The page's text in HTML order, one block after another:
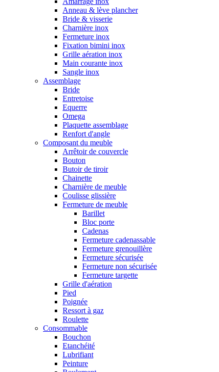
Anneau & lève plancher
Bride & visserie
Charnière inox
Fermeture inox
Fixation bimini inox
Grille aération inox
Main courante inox
Sangle inox
Assemblage
Bride
Entretoise
Equerre
Omega
Plaquette assemblage
Renfort d'angle
Composant du meuble
Arrêtoir de couvercle
Bouton
Butoir de tiroir
Chainette
Charnière de meuble
Coulisse glissière
Fermeture de meuble
Barillet
Bloc porte
Cadenas
Fermeture cadenassable
Fermeture grenouillère
Fermeture sécurisée
Fermeture non sécurisée
Fermeture targette
Grille d'aération
Pied
Poignée
Ressort à gaz
Roulette
Consommable
Bouchon
Etanchéité
Lubrifiant
Peinture